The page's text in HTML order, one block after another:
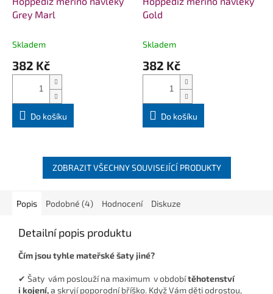
Grey Marl
Skladem
382 Kč
Do košíku
Gold
Skladem
382 Kč
Do košíku
ZOBRAZIT VŠECHNY SOUVISEJÍCÍ PRODUKTY
Popis Podobné (4) Hodnocení Diskuze
Detailní popis produktu
Čím jsou tyhle mateřské šaty jiné?
✔ Šaty vám poslouží na maximum v obdobítěhotenství
i kojení,a skryjí poporodní bříško. Když Vám děti odrostou,